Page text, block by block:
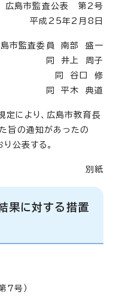
広島市監査公表 第2号
平成25年2月8日
市監査委員 南部 盛一
同 井上 周子
同 谷口 修
同 平木 典道
により、広島市教育長
旨の通知があったの
公表する。
別紙
果に対する措置
7号）